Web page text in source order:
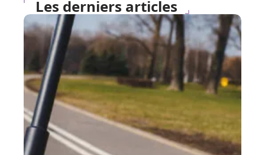
Les derniers articles